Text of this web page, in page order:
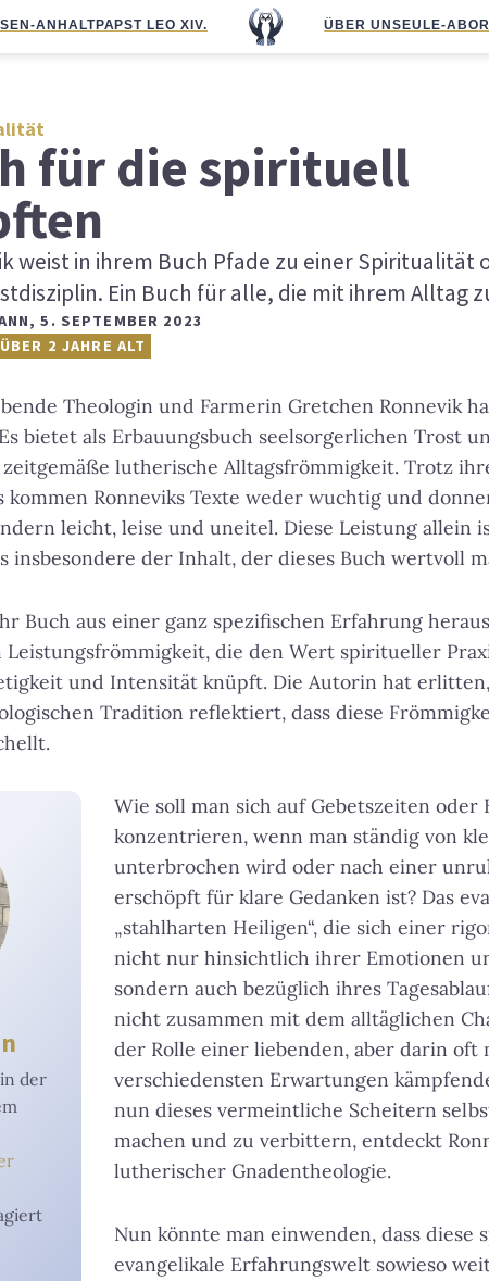
ANHALTPAPST LEO XIV. ÜBER UNS EULE-ABO
für die spirituell
weist in ihrem Buch Pfade zu einer Spiritualität
Ein Buch für alle, die mit ihrem Alltag
,5. SEPTEMBER 2023
2 JAHRE ALT
Theologin und Farmerin Gretchen Ronnevik
bietet als Erbauungsbuch seelsorgerlichen Trost
lutherische Alltagsfrömmigkeit. Trotz
Ronneviks Texte weder wuchtig und
leicht, leise und uneitel. Diese Leistung allein
insbesondere der Inhalt, der dieses Buch wertvoll
Buch aus einer ganz spezifischen Erfahrung
Leistungsfrömmigkeit, die den Wert spiritueller
und Intensität knüpft. Die Autorin hat
Tradition reflektiert, dass diese
der
Wie soll man sich auf Gebetszeiten oder
konzentrieren, wenn man ständig von
unterbrochen wird oder nach einer
erschöpft für klare Gedanken ist? Das
„stahlharten Heiligen“, die sich einer
nicht nur hinsichtlich ihrer Emotionen
sondern auch bezüglich ihres
nicht zusammen mit dem alltäglichen
der Rolle einer liebenden, aber darin oft
verschiedensten Erwartungen
nun dieses vermeintliche Scheitern
machen und zu verbittern, entdeckt
lutherischer Gnadentheologie.
Nun könnte man einwenden, dass diese
evangelikale Erfahrungswelt sowieso